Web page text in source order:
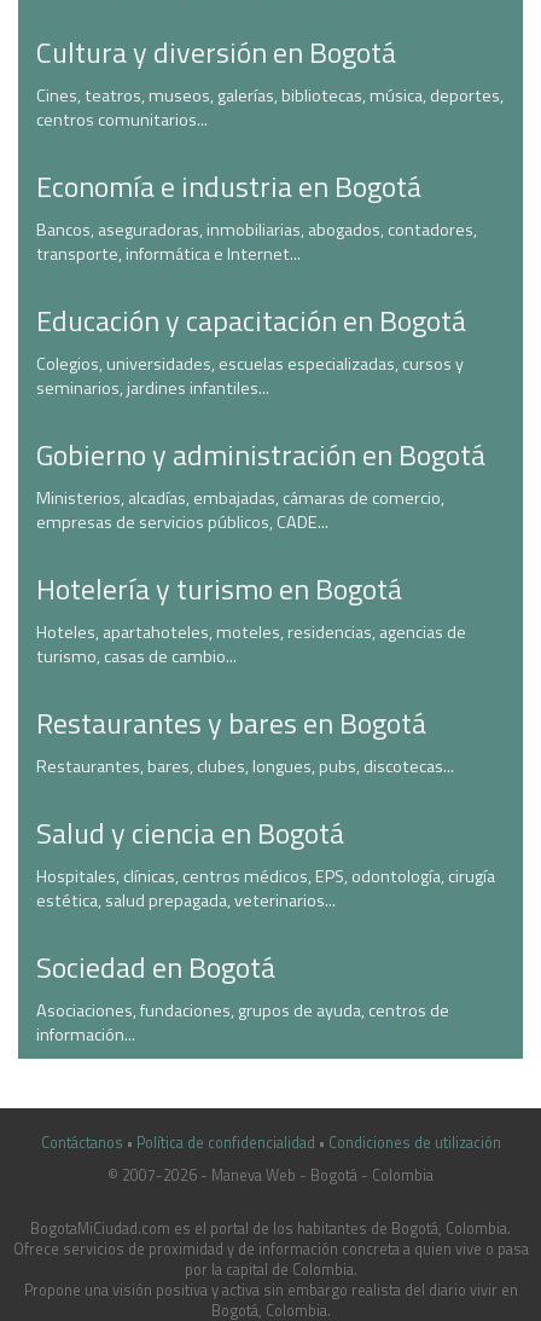
Cultura y diversión en Bogotá
Cines, teatros, museos, galerías, bibliotecas, música, deportes,
centros comunitarios...
Economía e industria en Bogotá
Bancos, aseguradoras, inmobiliarias, abogados, contadores,
transporte, informática e Internet...
Educación y capacitación en Bogotá
Colegios, universidades, escuelas especializadas, cursos y
seminarios, jardines infantiles...
Gobierno y administración en Bogotá
Ministerios, alcadías, embajadas, cámaras de comercio,
empresas de servicios públicos, CADE...
Hotelería y turismo en Bogotá
Hoteles, apartahoteles, moteles, residencias, agencias de
turismo, casas de cambio...
Restaurantes y bares en Bogotá
Restaurantes, bares, clubes, longues, pubs, discotecas...
Salud y ciencia en Bogotá
Hospitales, clínicas, centros médicos, EPS, odontología, cirugía
estética, salud prepagada, veterinarios...
Sociedad en Bogotá
Asociaciones, fundaciones, grupos de ayuda, centros de
información...
Contáctanos • Política de confidencialidad • Condiciones de utilización
© 2007-2026 - Maneva Web - Bogotá - Colombia
casinoluck.ca
BogotaMiCiudad.com es el portal de los habitantes de Bogotá, Colombia.
Ofrece servicios de proximidad y de información concreta a quien vive o pasa
por la capital de Colombia.
Propone una visión positiva y activa sin embargo realista del diario vivir en
Bogotá, Colombia.